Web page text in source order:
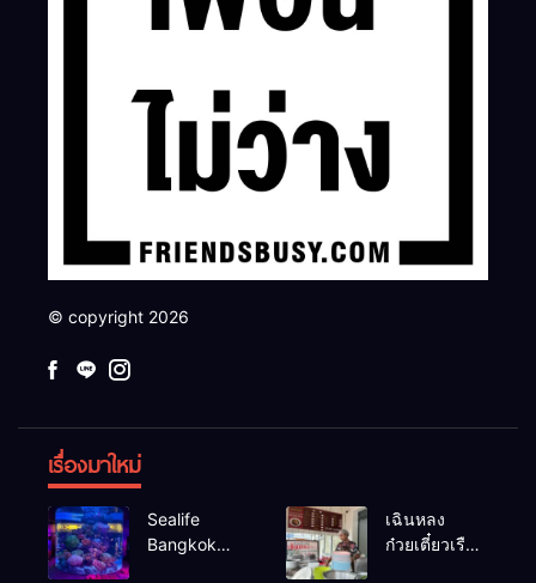
© copyright 2026
เรื่องมาใหม่
Sealife
Bangkok
เฉินหลง
ก๋วยเตี๋ยวเรือ